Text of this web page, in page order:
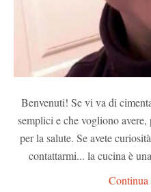
Benvenuti! Se vi va di
semplici e che vogliono
per la salute. Se avete
contattarmi... la cucina è
Continua